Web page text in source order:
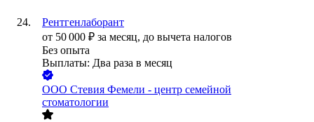
Рентгенлаборант
от 50 000 ₽ за месяц, до вычета налогов
Без опыта
Выплаты: Два раза в месяц
ООО Стевия Фемели - центр семейной
стоматологии